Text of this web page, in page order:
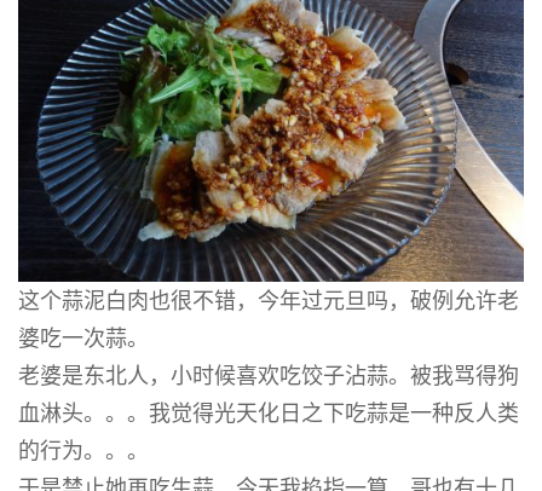
这个蒜泥白肉也很不错，今年过元旦吗，破例允许老
婆吃一次蒜。
老婆是东北人，小时候喜欢吃饺子沾蒜。被我骂得狗
血淋头。。。我觉得光天化日之下吃蒜是一种反人类
的行为。。。